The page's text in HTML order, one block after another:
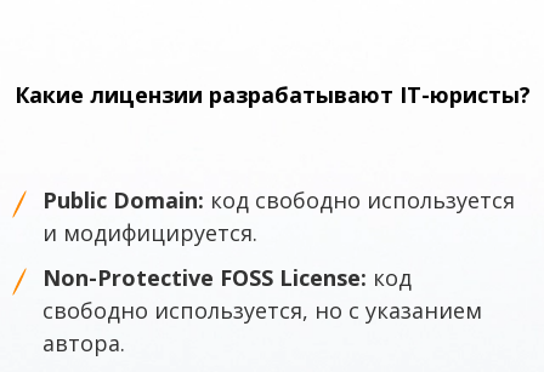
Какие лицензии разрабатывают IT-юристы?
Public Domain: код свободно используется
и модифицируется.
Non-Protective FOSS License: код
свободно используется, но с указанием
автора.